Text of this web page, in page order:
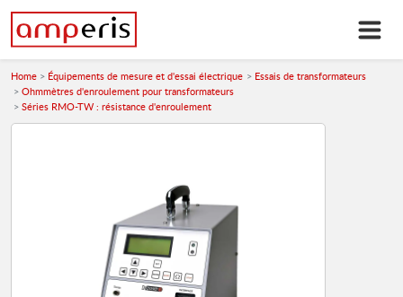
Home Équipements de mesure et d'essai électrique
Essais de transformateurs
Ohmmètres d'enroulement pour transformateurs
Séries RMO-TW : résistance d'enroulement